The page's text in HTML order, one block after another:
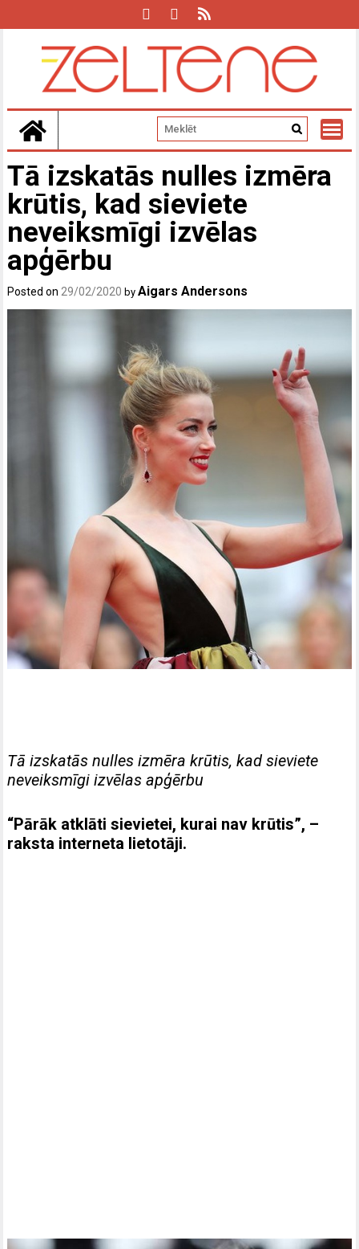
Tā izskatās nulles izmēra
krūtis, kad sieviete
neveiksmīgi izvēlas
apģērbu
Posted on 29/02/2020 byAigars Andersons
Tā izskatās nulles izmēra krūtis, kad sieviete
neveiksmīgi izvēlas apģērbu
“Pārāk atklāti sievietei, kurai nav krūtis”, –
raksta interneta lietotāji.